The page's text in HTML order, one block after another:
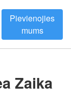
Pievienojies
mums
Zaika